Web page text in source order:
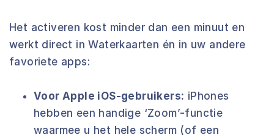
Het activeren kost minder dan een minuut en
werkt direct in Waterkaarten én in uw andere
favoriete apps:
Voor Apple iOS-gebruikers: iPhones
hebben een handige ‘Zoom’-functie
waarmee u het hele scherm (of een